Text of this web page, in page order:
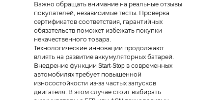
Важно обращать внимание на реальные отзывы
покупателей, независимые тесты. Проверка
сертификатов соответствия, гарантийных
обязательств поможет избежать покупки
некачественного товара.
Технологические инновации продолжают
влиять на развитие аккумуляторных батарей.
Внедрение функции Start-Stop в современных
автомобилях требует повышенной
износостойкости из-за частых запусков
двигателя. В этом случае стоит выбирать